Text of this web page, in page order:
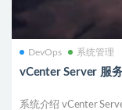
DevOps 系统管理
vCenter Server 服
系统介绍 vCenter